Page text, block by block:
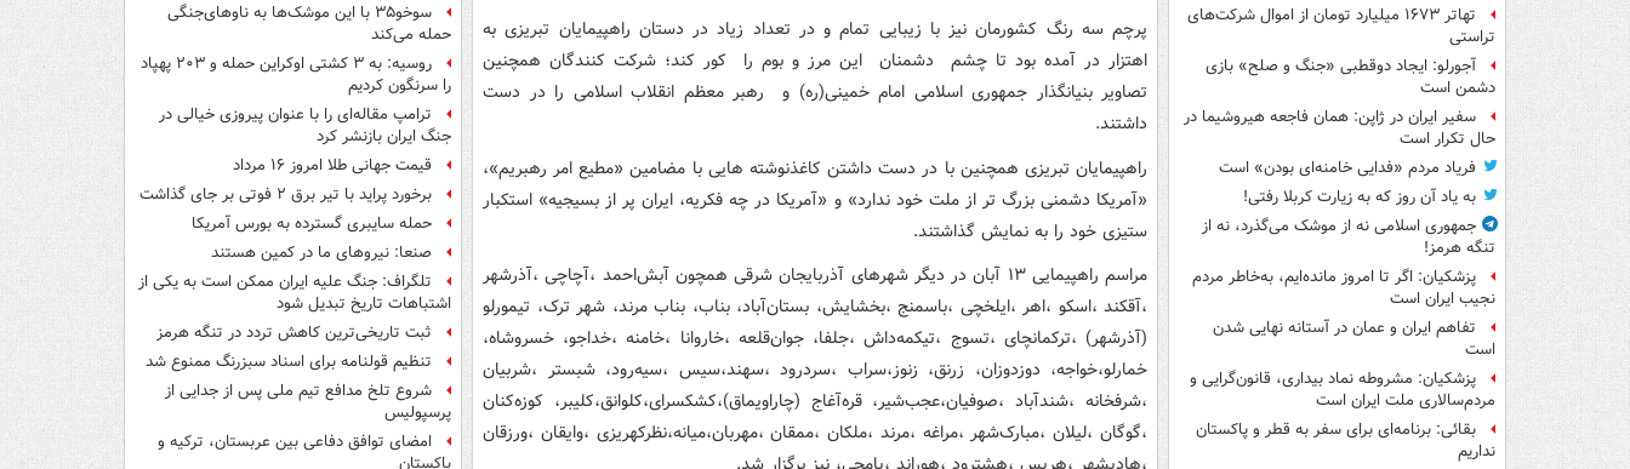
تهاتر ۱۶۷۳ میلیارد تومان از اموال شرکت‌های
تراستی
آجورلو: ایجاد دوقطبی «جنگ و صلح‌» بازی
دشمن است
سفیر ایران در ژاپن: همان فاجعه هیروشیما در
حال تکرار است
فریاد مردم «فدایی خامنه‌ای بودن» است
به یاد آن روز که به زیارت کربلا رفتی!
جمهوری اسلامی نه از موشک می‌گذرد، نه از
تنگه هرمز!
پزشکیان: اگر تا امروز مانده‌ایم، به‌خاطر مردم
نجیب ایران است
تفاهم ایران و عمان در آستانه نهایی شدن
است
پزشکیان: مشروطه نماد بیداری، قانون‌گرایی و
مردم‌سالاری ملت ایران است
بقائی: برنامه‌ای برای سفر به قطر و پاکستان
نداریم
پرچم سه رنگ کشورمان نیز با زیبایی تمام و در تعداد زیاد در دستان راهپیمایان تبریزی به
اهتزار در آمده بود تا چشم دشمنان این مرز و بوم را کور کند؛ شرکت کنندگان همچنین
تصاویر بنیانگذار جمهوری اسلامی امام خمینی(ره) و رهبر معظم انقلاب اسلامی را در دست
داشتند.
راهپیمایان تبریزی همچنین با در دست داشتن کاغذنوشته هایی با مضامین «مطیع امر رهبریم»،
«آمریکا دشمنی بزرگ تر از ملت خود ندارد» و «آمریکا در چه فکریه، ایران پر از بسیجیه» استکبار
ستیزی خود را به نمایش گذاشتند.
مراسم راهپیمایی ۱۳ آبان در دیگر شهرهای آذربایجان شرقی همچون آبش‌احمد ،آچاچی ،آذرشهر
،آقکند ،اسکو ،اهر ،ایلخچی ،باسمنج ،بخشایش، بستان‌آباد، بناب، بناب مرند، شهر ترک، تیمورلو
(آذرشهر) ،ترکمانچای ،تسوج ،تیکمه‌داش ،جلفا، جوان‌قلعه ،خاروانا ،خامنه ،خداجو، خسروشاه،
خمارلو،خواجه، دوزدوزان، زرنق، زنوز،سراب ،سردرود ،سهند،سیس ،سیه‌رود، شبستر ،شربیان
،شرفخانه ،شندآباد ،صوفیان،عجب‌شیر، قره‌آغاج (چاراویماق)،کشکسرای،کلوانق،کلیبر، کوزه‌کنان
،گوگان ،لیلان ،مبارک‌شهر ،مراغه ،مرند ،ملکان ،ممقان ،مهربان،میانه،نظرکهریزی ،وایقان ،ورزقان
سوخو۳۵ با این موشک‌ها به ناوهای‌جنگی
حمله می‌کند
روسیه: به ۳ کشتی اوکراین حمله و ۲۰۳ پهپاد
را سرنگون کردیم
ترامپ مقاله‌ای را با عنوان پیروزی خیالی در
جنگ ایران بازنشر کرد
قیمت جهانی طلا امروز ۱۶ مرداد
برخورد پراید با تیر برق ۲ فوتی بر جای گذاشت
حمله سایبری گسترده به بورس آمریکا
صنعا: نیروهای ما در کمین‌ هستند
تلگراف: جنگ علیه ایران ممکن است به یکی از
اشتباهات تاریخ تبدیل شود
ثبت تاریخی‌ترین کاهش تردد در تنگه هرمز
تنظیم قولنامه برای اسناد سبزرنگ ممنوع شد
شروع تلخ مدافع تیم ملی پس از جدایی از
پرسپولیس
امضای توافق دفاعی بین عربستان، ترکیه و
پاکستان